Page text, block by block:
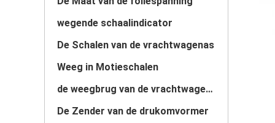
wegende schaalindicator
De Schalen van de vrachtwagenas
Weeg in Motieschalen
de weegbrug van de vrachtwagenschaal
De Zender van de drukomvormer